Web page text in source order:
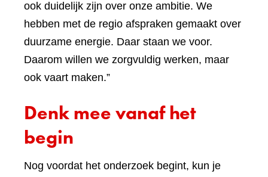
ook duidelijk zijn over onze ambitie. We
hebben met de regio afspraken gemaakt over
duurzame energie. Daar staan we voor.
Daarom willen we zorgvuldig werken, maar
ook vaart maken.”
Denk mee vanaf het
begin
Nog voordat het onderzoek begint, kun je